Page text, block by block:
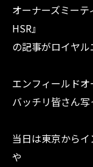
オーナーズミーテ
HSR』
の記事がロイヤ
エンフィールド
バッチリ皆さん
当日は東京から
や